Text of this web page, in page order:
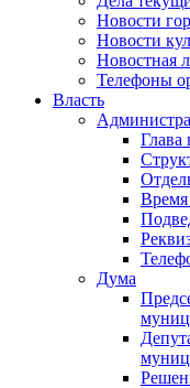
Новости
Новости
Новостная
Телефоны
Власть
Глава
Дума